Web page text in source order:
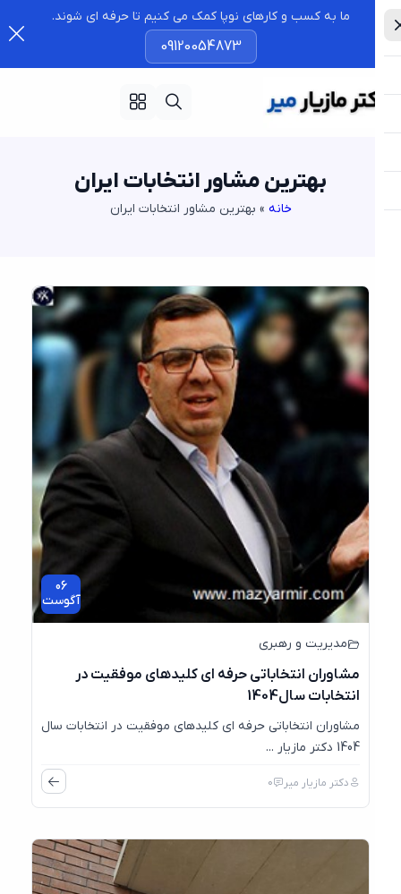
ما به کسب و کارهای نوپا کمک می کنیم تا حرفه ای شوند.
09120054873
بهترین مشاور انتخابات ایران
»بهترین مشاور انتخابات ایران
06
آگوست
مدیریت و رهبری
مشاوران انتخاباتی حرفه ای کلیدهای موفقیت در
انتخابات سال1404
مشاوران انتخاباتی حرفه ای کلیدهای موفقیت در انتخابات سال
دکتر مازیار میر 0